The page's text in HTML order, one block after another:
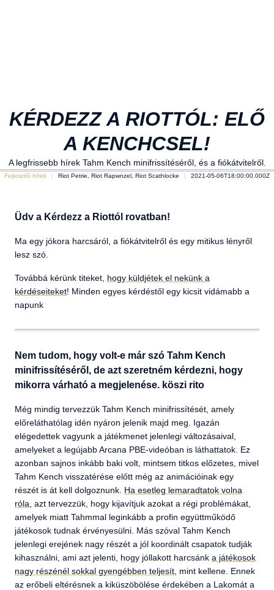
KÉRDEZZ A RIOTTÓL: ELŐ
A KENCHCSEL!
A legfrissebb hírek Tahm Kench minifrissítéséről, és a fiókátvitelről.
Fejlesztői hírek Riot Petrie, Riot Rapwnzel, Riot Scathlocke 2021-05-06T18:00:00.000Z
Üdv a Kérdezz a Riottól rovatban!
Ma egy jókora harcsáról, a fiókátvitelről és egy mitikus lényről
lesz szó.
Továbbá kérünk titeket, hogy küldjétek el nekünk a
kérdéseiteket! Minden egyes kérdéstől egy kicsit vidámabb a
napunk
Nem tudom, hogy volt-e már szó Tahm Kench
minifrissítéséről, de azt szeretném kérdezni, hogy
mikorra várható a megjelenése. köszi rito
Még mindig tervezzük Tahm Kench minifrissítését, amely
előreláthatólag idén nyáron jelenik majd meg. Igazán
elégedettek vagyunk a játékmenet jelenlegi változásaival,
amelyeket a legújabb Arcana PBE-videóban is láthattatok. Ez
azonban sajnos inkább baki volt, mintsem titkos előzetes, mivel
Tahm Kench visszatérése előtt még az animációinak egy
részét is át kell dolgoznunk. Ha esetleg lemaradtatok volna
róla , azt tervezzük, hogy kijavítjuk azokat a régi problémákat,
amelyek miatt Tahmmal leginkább a profin együttműködő
játékosok tudnak érvényesülni. Más szóval Tahm Kench
jelenlegi erejének nagy részét a jól koordinált csapatok tudják
kihasználni, ami azt jelenti, hogy jóllakott harcsánk a játékosok
nagy részénél sokkal gyengébben teljesít , mint kellene. Ennek
az erőbeli eltérésnek a kiküszöbölése érdekében a Lakomát a